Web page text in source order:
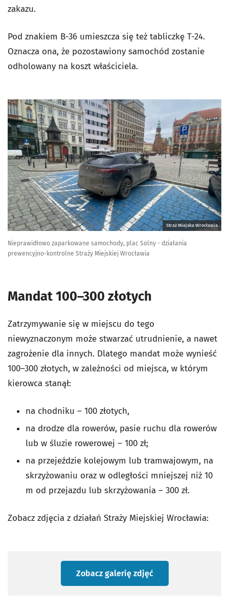
zakazu.
Pod znakiem B-36 umieszcza się też tabliczkę T-24.
Oznacza ona, że pozostawiony samochód zostanie
odholowany na koszt właściciela.
Straż Miejska Wrocławia
Nieprawidłowo zaparkowane samochody, plac Solny - działania
prewencyjno-kontrolne Straży Miejskiej Wrocławia
Mandat 100–300 złotych
Zatrzymywanie się w miejscu do tego
niewyznaczonym może stwarzać utrudnienie, a nawet
zagrożenie dla innych. Dlatego mandat może wynieść
100–300 złotych, w zależności od miejsca, w którym
kierowca stanął:
na chodniku – 100 złotych,
na drodze dla rowerów, pasie ruchu dla rowerów
lub w śluzie rowerowej – 100 zł;
na przejeździe kolejowym lub tramwajowym, na
skrzyżowaniu oraz w odległości mniejszej niż 10
m od przejazdu lub skrzyżowania – 300 zł.
Zobacz zdjęcia z działań Straży Miejskiej Wrocławia:
Zobacz galerię zdjęć